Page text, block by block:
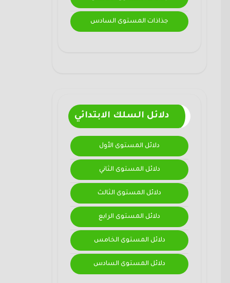
جذاذات المستوى السادس
دلائل السلك الابتدائي
دلائل المستوى الأول
دلائل المستوى الثاني
دلائل المستوى الثالث
دلائل المستوى الرابع
دلائل المستوى الخامس
دلائل المستوى السادس